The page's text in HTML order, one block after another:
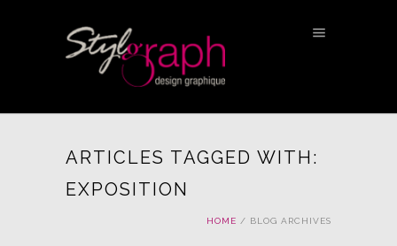
ARTICLES TAGGED WITH:
EXPOSITION
HOME / BLOG ARCHIVES